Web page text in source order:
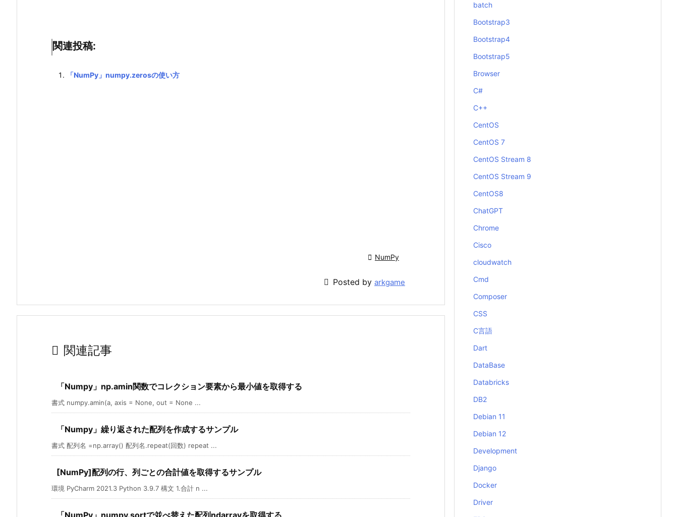
関連投稿:
「NumPy」numpy.zerosの使い方
 NumPy
 Posted by arkgame
 関連記事
「Numpy」np.amin関数でコレクション要素から最小値を取得する
書式 numpy.amin(a, axis = None, out = None ...
「Numpy」繰り返された配列を作成するサンプル
書式 配列名 =np.array() 配列名.repeat(回数) repeat ...
[NumPy]配列の行、列ごとの合計値を取得するサンプル
環境 PyCharm 2021.3 Python 3.9.7 構文 1.合計 n ...
「NumPy」numpy.sortで並べ替えた配列ndarrayを取得する
batch
Bootstrap3
Bootstrap4
Bootstrap5
Browser
C#
C++
CentOS
CentOS 7
CentOS Stream 8
CentOS Stream 9
CentOS8
ChatGPT
Chrome
Cisco
cloudwatch
Cmd
Composer
CSS
C言語
Dart
DataBase
Databricks
DB2
Debian 11
Debian 12
Development
Django
Docker
Driver